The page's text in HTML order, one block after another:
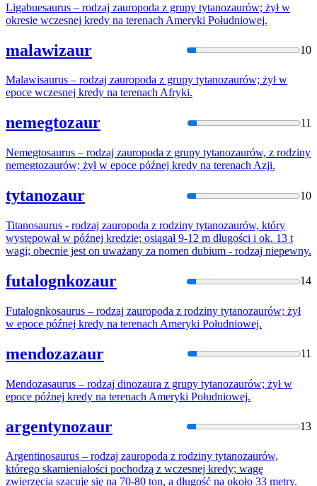
Ligabuesaurus – rodzaj zauropoda z grupy tytanozaurów; żył w
okresie wczesnej kredy na terenach Ameryki Południowej.
malawizaur 10
Malawisaurus – rodzaj zauropoda z grupy tytanozaurów; żył w
epoce wczesnej kredy na terenach Afryki.
nemegtozaur 11
Nemegtosaurus – rodzaj zauropoda z grupy tytanozaurów, z rodziny
nemegtozaurów; żył w epoce późnej kredy na terenach Azji.
tytanozaur 10
Titanosaurus - rodzaj zauropoda z rodziny tytanozaurów, który
występował w późnej kredzie; osiągał 9-12 m długości i ok. 13 t
wagi; obecnie jest on uważany za nomen dubium - rodzaj niepewny.
futalognkozaur 14
Futalognkosaurus – rodzaj zauropoda z rodziny tytanozaurów; żył
w epoce późnej kredy na terenach Ameryki Południowej.
mendozazaur 11
Mendozasaurus – rodzaj dinozaura z grupy tytanozaurów; żył w
epoce późnej kredy na terenach Ameryki Południowej.
argentynozaur 13
Argentinosaurus – rodzaj zauropoda z rodziny tytanozaurów,
którego skamieniałości pochodzą z wczesnej kredy; wagę
zwierzęcia szacuje się na 70-80 ton, a długość na około 33 metry.